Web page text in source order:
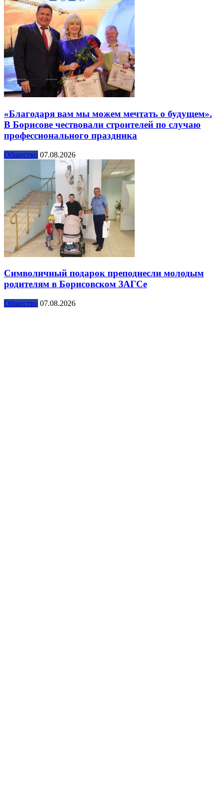
«Благодаря вам мы можем мечтать о будущем».
В Борисове чествовали строителей по случаю
профессионального праздника
Общество 07.08.2026
Символичный подарок преподнесли молодым
родителям в Борисовском ЗАГСе
Общество 07.08.2026